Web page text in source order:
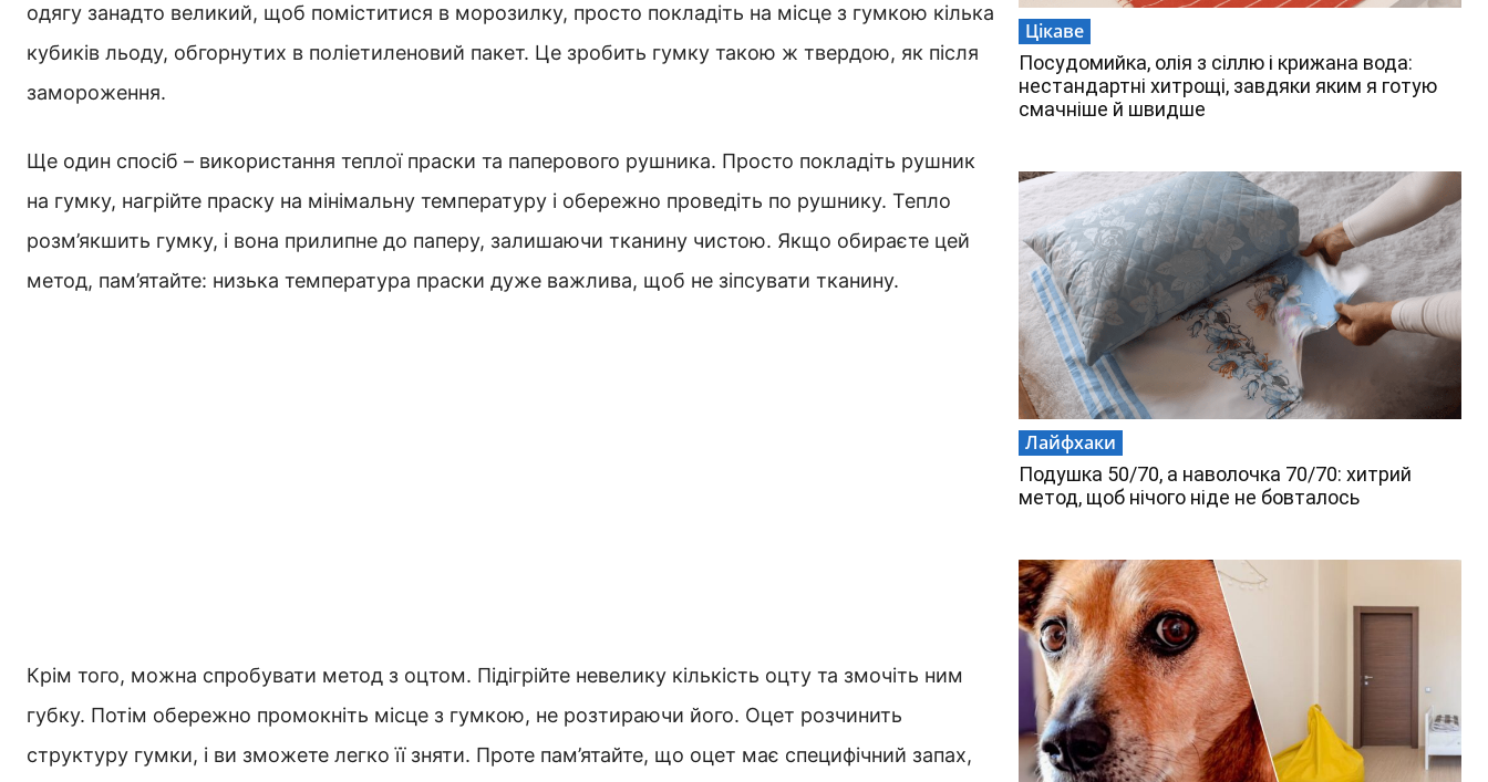
одягу занадто великий, щоб поміститися в морозилку, просто покладіть на місце з гумкою кілька
кубиків льоду, обгорнутих в поліетиленовий пакет. Це зробить гумку такою ж твердою, як після
замороження.
Ще один спосіб – використання теплої праски та паперового рушника. Просто покладіть рушник
на гумку, нагрійте праску на мінімальну температуру і обережно проведіть по рушнику. Тепло
розм’якшить гумку, і вона прилипне до паперу, залишаючи тканину чистою. Якщо обираєте цей
метод, пам’ятайте: низька температура праски дуже важлива, щоб не зіпсувати тканину.
Крім того, можна спробувати метод з оцтом. Підігрійте невелику кількість оцту та змочіть ним
губку. Потім обережно промокніть місце з гумкою, не розтираючи його. Оцет розчинить
структуру гумки, і ви зможете легко її зняти. Проте пам’ятайте, що оцет має специфічний запах,
Цікаве
Посудомийка, олія з сіллю і крижана вода:
нестандартні хитрощі, завдяки яким я готую
смачніше й швидше
Лайфхаки
Подушка 50/70, а наволочка 70/70: хитрий
метод, щоб нічого ніде не бовталось